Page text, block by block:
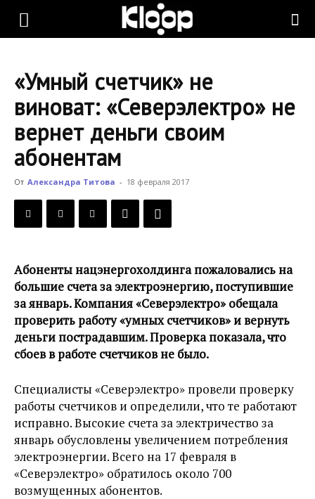
KLOOP.KG
Новости
Кыргызстана
«Умный счетчик» не
виноват: «Северэлектро» не
вернет деньги своим
абонентам
От Александра Титова - 18 февраля 2017
Абоненты нацэнергохолдинга пожаловались на
большие счета за электроэнергию, поступившие
за январь. Компания «Северэлектро» обещала
проверить работу «умных счетчиков» и вернуть
деньги пострадавшим. Проверка показала, что
сбоев в работе счетчиков не было.
Специалисты «Северэлектро» провели проверку
работы счетчиков и определили, что те работают
исправно. Высокие счета за электричество за
январь обусловлены увеличением потребления
электроэнергии. Всего на 17 февраля в
«Северэлектро» обратилось около 700
возмущенных абонентов.